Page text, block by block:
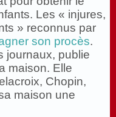
Les « injures,
» reconnus par
son procès.
journaux, publie
maison. Elle
Chopin,
maison une